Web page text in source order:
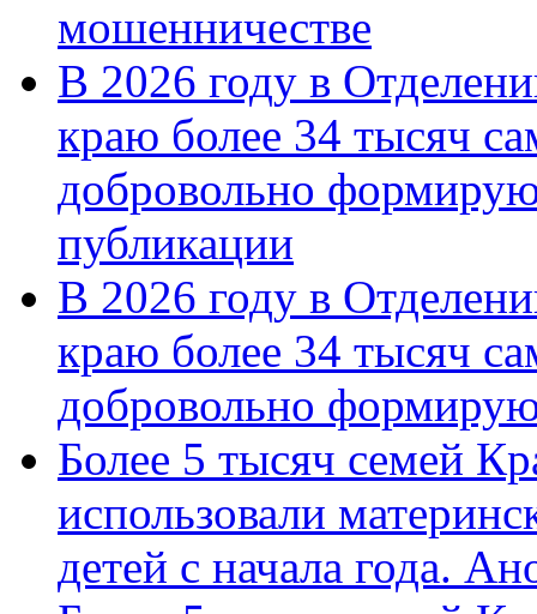
мошенничестве
В 2026 году в
краю более 34 тысяч
добровольно
публикации
В 2026 году в
краю более 34 тысяч
добровольно
Более 5 тысяч семей
использовали
детей с начала года.